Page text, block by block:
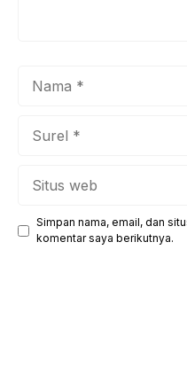
Simpan nama, email, dan
komentar saya berikutnya.